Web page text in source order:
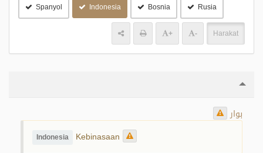
Spanyol Indonesia Bosnia Rusia
+ - Harakat
بوار
Indonesia Kebinasaan